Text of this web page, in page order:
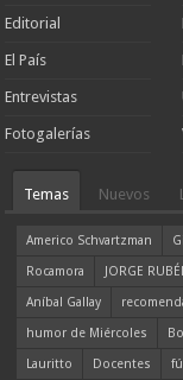
Editorial
El País
Entrevistas
Fotogalerías
Temas Nuevos
Americo Schvartzman
Rocamora
JORGE
Aníbal Gallay
humor de Miércoles
Lauritto
Docentes